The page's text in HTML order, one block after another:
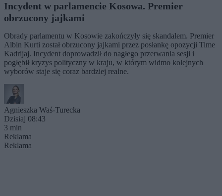
Incydent w parlamencie Kosowa. Premier
obrzucony jajkami
Obrady parlamentu w Kosowie zakończyły się skandalem. Premier
Albin Kurti został obrzucony jajkami przez posłankę opozycji Time
Kadrijaj. Incydent doprowadził do nagłego przerwania sesji i
pogłębił kryzys polityczny w kraju, w którym widmo kolejnych
wyborów staje się coraz bardziej realne.
Agnieszka Waś-Turecka
Dzisiaj 08:43
3 min
Reklama
Reklama